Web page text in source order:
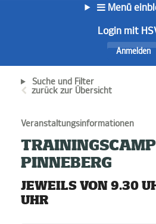
Menü
Login mit
Anmelden
Suche und Filter
zurück zur Übersicht
Veranstaltungsinformationen
PINNEBERG
JEWEILS VON 9.30
UHR